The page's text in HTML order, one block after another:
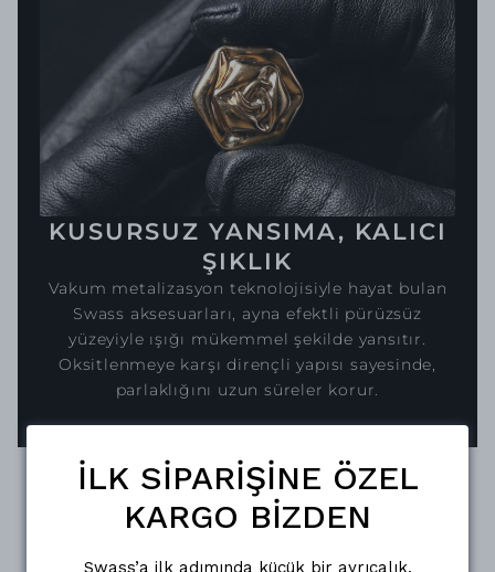
KUSURSUZ YANSIMA, KALICI
ŞIKLIK
Vakum metalizasyon teknolojisiyle hayat bulan
Swass aksesuarları, ayna efektli pürüzsüz
yüzeyiyle ışığı mükemmel şekilde yansıtır.
Oksitlenmeye karşı dirençli yapısı sayesinde,
parlaklığını uzun süreler korur.
İLK SİPARİŞİNE ÖZEL
KARGO BİZDEN
Swass’a ilk adımında küçük bir ayrıcalık.